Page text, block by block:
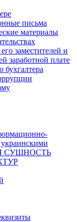
письма
материалы
заместителей и
заработной плате
бухгалтера
СУЩНОСТЬ